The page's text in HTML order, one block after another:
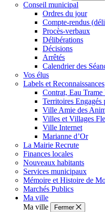
Conseil municipal
Ordres du jour
Compte-rendus
Procès-verbaux
Délibérations
Décisions
Arrêtés
Calendrier des
Vos élus
Labels et Reconnaissances
Contrat, Eau
Territoires Engagés
Ville Amie des
Villes et Villages
Ville Internet
Marianne d’Or
La Mairie Recrute
Finances locales
Nouveaux habitants
Services municipaux
Mémoire et Histoire de
Marchés Publics
Ma ville
Ma ville
Fermer